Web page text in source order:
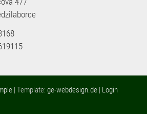
| Template: ge-webdesign.de | Login